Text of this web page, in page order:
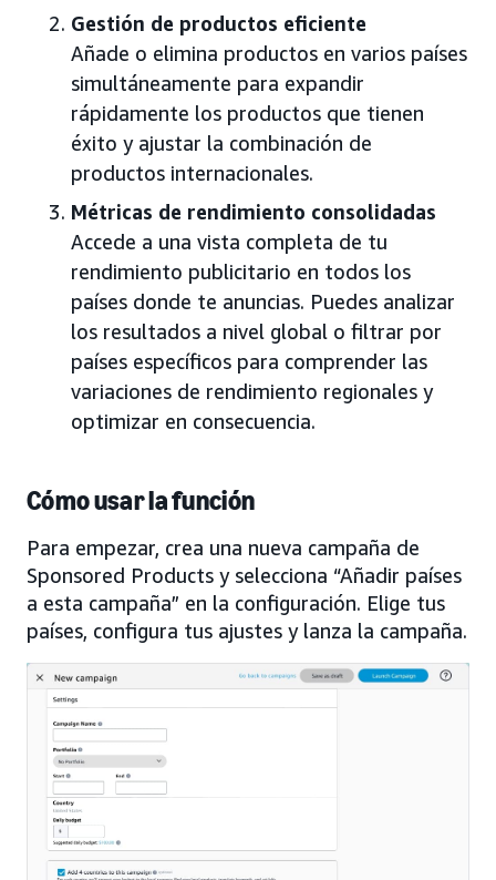
Gestión de productos eficiente
Añade o elimina productos en varios países
simultáneamente para expandir
rápidamente los productos que tienen
éxito y ajustar la combinación de
productos internacionales.
Métricas de rendimiento consolidadas
Accede a una vista completa de tu
rendimiento publicitario en todos los
países donde te anuncias. Puedes analizar
los resultados a nivel global o filtrar por
países específicos para comprender las
variaciones de rendimiento regionales y
optimizar en consecuencia.
Cómo usar la función
Para empezar, crea una nueva campaña de
Sponsored Products y selecciona “Añadir países
a esta campaña” en la configuración. Elige tus
países, configura tus ajustes y lanza la campaña.